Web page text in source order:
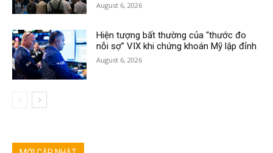
August 6, 2026
Hiện tượng bất thường của “thước đo
nỗi sợ” VIX khi chứng khoán Mỹ lập đỉnh
August 6, 2026